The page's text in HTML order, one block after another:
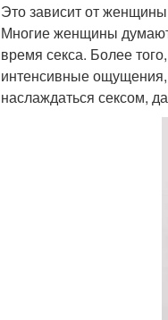
Это зависит от
Многие женщины
время секса. Более
интенсивные ощущения,
наслаждаться сексом,